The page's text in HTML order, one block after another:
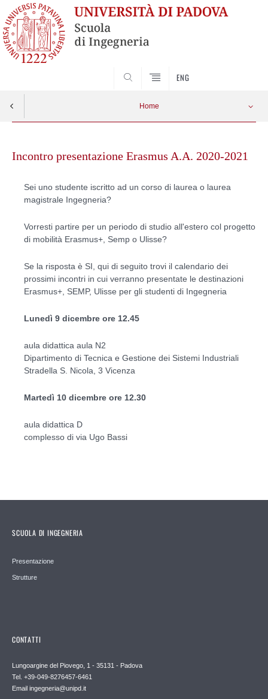
ENG
Home
contentIncontro presentazione Erasmus A.A. 2020-2021
Sei uno studente iscritto ad un corso di laurea o laurea
magistrale Ingegneria?
Vorresti partire per un periodo di studio all'estero col progetto
di mobilità Erasmus+, Semp o Ulisse?
Se la risposta è SI, qui di seguito trovi il calendario dei
prossimi incontri in cui verranno presentate le destinazioni
Erasmus+, SEMP, Ulisse per gli studenti di Ingegneria
Lunedì 9 dicembre ore 12.45
aula didattica aula N2
Dipartimento di Tecnica e Gestione dei Sistemi Industriali
Stradella S. Nicola, 3 Vicenza
Martedì 10 dicembre ore 12.30
aula didattica D
complesso di via Ugo Bassi
SCUOLA DI INGEGNERIA
Presentazione
Strutture
CONTATTI
Lungoargine del Piovego, 1 - 35131 - Padova
Tel. +39-049-8276457-6461
Email ingegneria@unipd.it